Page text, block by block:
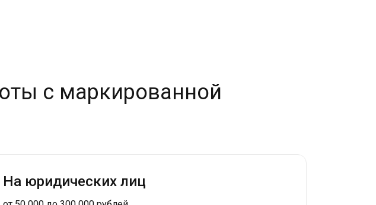
с маркированной
На юридических лиц